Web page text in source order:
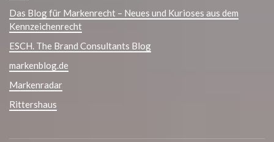
Das Blog für Markenrecht – Neues und Kurioses aus dem
Kennzeichenrecht
ESCH. The Brand Consultants Blog
markenblog.de
Markenradar
Rittershaus